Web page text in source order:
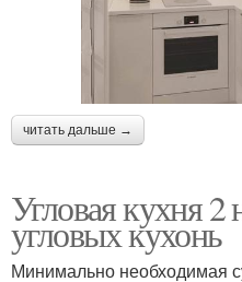
читать дальше →
Угловая кухня
угловых кухонь
Минимально необходимая